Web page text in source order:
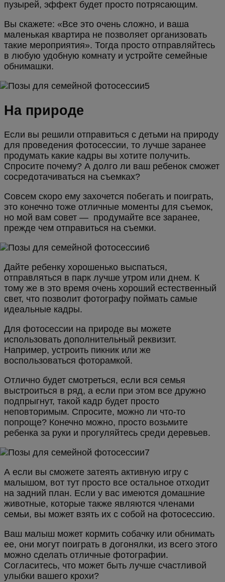
пузырей, эффект будет просто потрясающим.
Вы скажете: «Все это очень сложно, и ваша
маленькая квартира не позволяет организовать
такие мероприятия». Тогда просто отправляйтесь
в любую удобную комнату и устройте семейные
обнимашки.
На природе
Если вы решили отправиться с детьми на природу
для проведения фотосессии, то лучше заранее
продумать какие кадры вы хотите получить.
Спросите почему? А долго ли ваш ребенок сможет
сосредотачиваться на съемках?
Совсем скоро ему захочется побегать и поиграть,
это конечно тоже отличные моменты для съемок,
но мой вам совет — продумайте все заранее,
прежде чем отправиться на съемки.
Дайте ребенку хорошенько выспаться,
отправляться в парк лучше утром или днем. К
тому же в это время очень хороший естественный
свет, что позволит фотографу поймать самые
идеальные кадры.
Для фотосессии на природе вы можете
использовать дополнительный реквизит.
Например, устроить пикник или же
воспользоваться фоторамкой.
Отлично будет смотреться, если вся семья
выстроиться в ряд, а если при этом все дружно
подпрыгнут, такой кадр будет просто
неповторимым. Спросите, можно ли что-то
попроще? Конечно можно, просто возьмите
ребенка за руки и прогуляйтесь среди деревьев.
А если вы сможете затеять активную игру с
малышом, вот тут просто все остальное отходит
на задний план. Если у вас имеются домашние
животные, которые также являются членами
семьи, вы может взять их с собой на фотосессию.
Ваш малыш может кормить собачку или обнимать
ее, они могут поиграть в догонялки, из всего этого
можно сделать отличные фотографии.
Согласитесь, что может быть лучше счастливой
улыбки вашего крохи?